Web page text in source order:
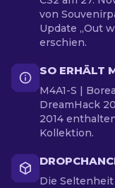
von
Update „Out
erschien.
SO ERHÄLT
M4A1-S |
DreamHack
2014
Kollektion.
Die Seltenheit